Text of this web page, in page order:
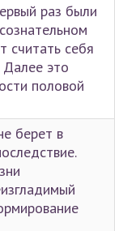
раз были
считать себя
это
половой
берет в